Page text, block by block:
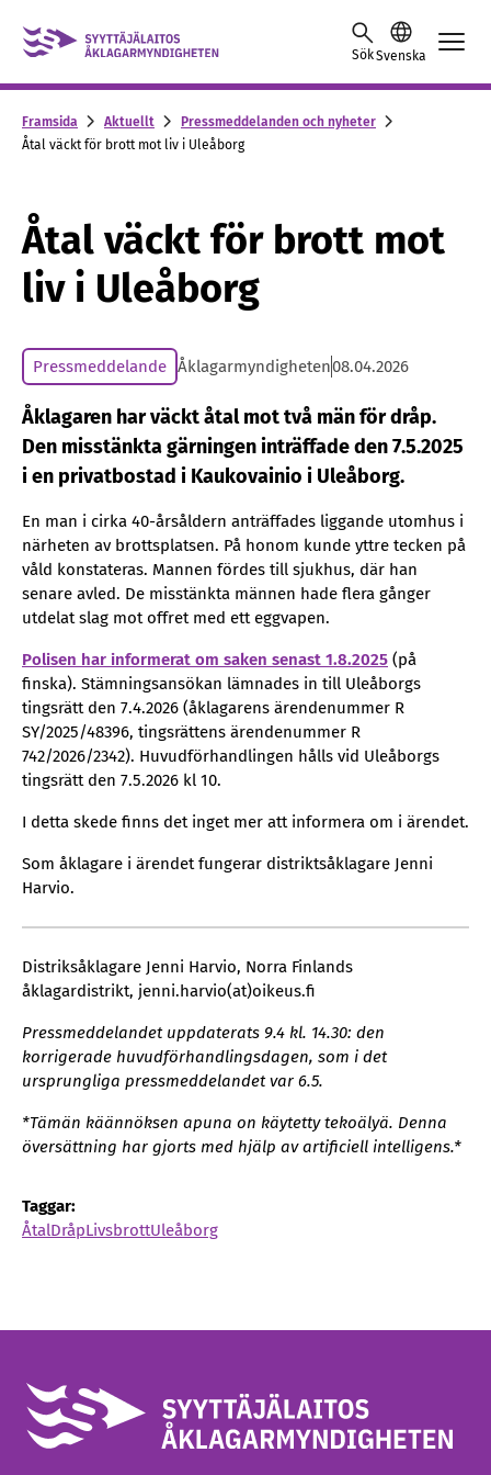
Skip to content -saavutettavuusohje
SökSvenska
Framsida Aktuellt
Pressmeddelanden och nyheter
Åtal väckt för brott mot liv i Uleåborg
Åtal väckt för brott mot
liv i Uleåborg
Pressmeddelande Åklagarmyndigheten08.04.2026
Åklagaren har väckt åtal mot två män för dråp.
Den misstänkta gärningen inträffade den 7.5.2025
i en privatbostad i Kaukovainio i Uleåborg.
En man i cirka 40-årsåldern anträffades liggande utomhus i
närheten av brottsplatsen. På honom kunde yttre tecken på
våld konstateras. Mannen fördes till sjukhus, där han
senare avled. De misstänkta männen hade flera gånger
utdelat slag mot offret med ett eggvapen.
Polisen har informerat om saken senast 1.8.2025 (på
finska). Stämningsansökan lämnades in till Uleåborgs
tingsrätt den 7.4.2026 (åklagarens ärendenummer R
SY/2025/48396, tingsrättens ärendenummer R
742/2026/2342). Huvudförhandlingen hålls vid Uleåborgs
tingsrätt den 7.5.2026 kl 10.
I detta skede finns det inget mer att informera om i ärendet.
Som åklagare i ärendet fungerar distriktsåklagare Jenni
Harvio.
Distriksåklagare Jenni Harvio, Norra Finlands
åklagardistrikt, jenni.harvio(at)oikeus.fi
Pressmeddelandet uppdaterats 9.4 kl. 14.30: den
korrigerade huvudförhandlingsdagen, som i det
ursprungliga pressmeddelandet var 6.5.
*Tämän käännöksen apuna on käytetty tekoälyä. Denna
översättning har gjorts med hjälp av artificiell intelligens.*
Taggar:
ÅtalDråpLivsbrottUleåborg